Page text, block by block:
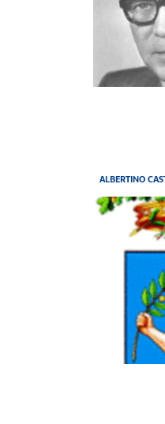
ALBERTINO